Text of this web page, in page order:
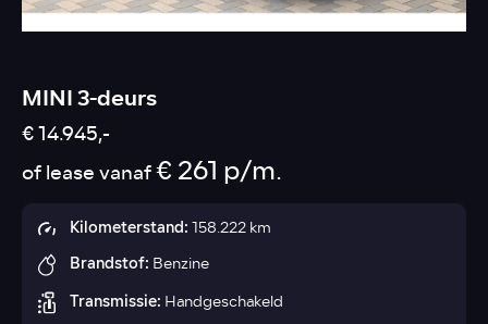
MINI 3-deurs
€ 14.945,-
of lease vanaf€ 261 p/m.
Kilometerstand:158.222 km
Brandstof: Benzine
Transmissie: Handgeschakeld